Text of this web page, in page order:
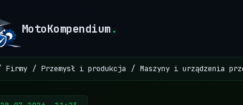
MotoKompendium .
Firmy Przemysł i produkcja Maszyny i urządzenia